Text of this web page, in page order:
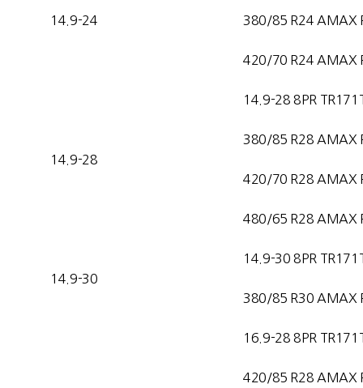
14.9-24 380/85 R24 AMAX
420/70 R24 AMAX
14.9-28
14.9-28 8PR
380/85 R28 AMAX
420/70 R28 AMAX
480/65 R28 AMAX
14.9-30
14.9-30 8PR
380/85 R30 AMAX
16.9-28 8PR
420/85 R28 AMAX